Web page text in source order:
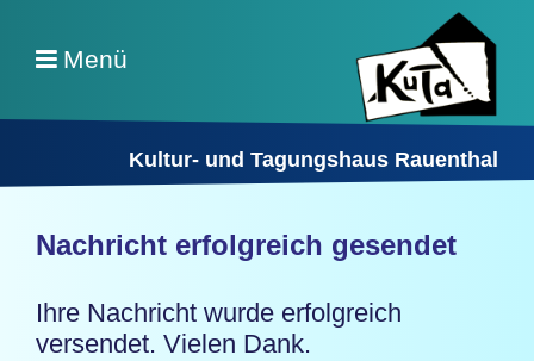
Menü
Kultur- und Tagungshaus Rauenthal
Nachricht erfolgreich gesendet
Ihre Nachricht wurde erfolgreich
versendet. Vielen Dank.